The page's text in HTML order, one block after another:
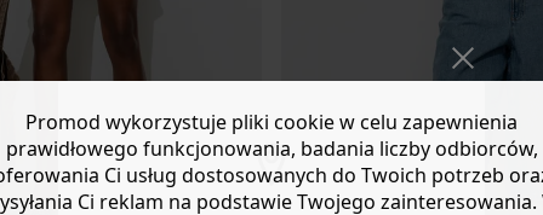
Promod wykorzystuje pliki cookie w celu zapewnienia
prawidłowego funkcjonowania, badania liczby odbiorców,
Ci usług dostosowanych do Twoich potrzeb
Ci reklam na podstawie Twojego zainteresowania.